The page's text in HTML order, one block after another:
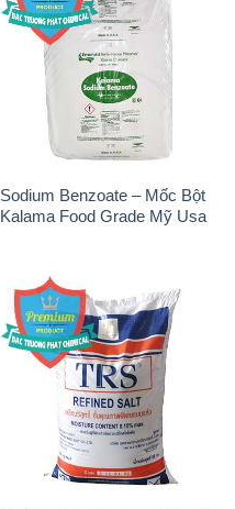
Sodium Benzoate – Mốc Bột
Kalama Food Grade Mỹ Usa